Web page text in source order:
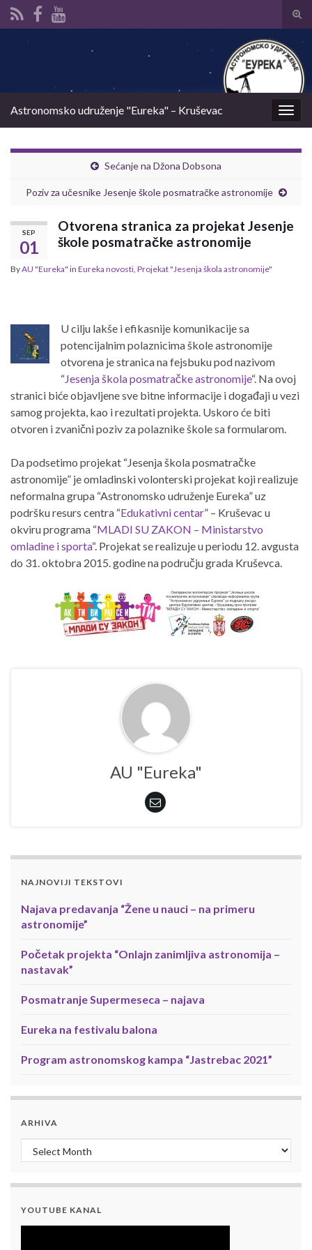
Astronomsko udruženje "Eureka" – Kruševac
Sećanje na Džona Dobsona
Poziv za učesnike Jesenje škole posmatračke astronomije
SEP
01
Otvorena stranica za projekat Jesenje
škole posmatračke astronomije
ByAU "Eureka" in Eureka novosti, Projekat "Jesenja škola astronomije"
U cilju lakše i efikasnije komunikacije sa
potencijalnim polaznicima škole astronomije
otvorena je stranica na fejsbuku pod nazivom
“Jesenja škola posmatračke astronomije“. Na ovoj
stranici biće objavljene sve bitne informacije i događaji u vezi
samog projekta, kao i rezultati projekta. Uskoro će biti
otvoren i zvanični poziv za polaznike škole sa formularom.
Da podsetimo projekat “Jesenja škola posmatračke
astronomije” je omladinski volonterski projekat koji realizuje
neformalna grupa “Astronomsko udruženje Eureka” uz
podršku resurs centra “Edukativni centar” – Kruševac u
okviru programa “MLADI SU ZAKON – Ministarstvo
omladine i sporta“. Projekat se realizuje u periodu 12. avgusta
do 31. oktobra 2015. godine na području grada Kruševca.
AU "Eureka"
NAJNOVIJI TEKSTOVI
Najava predavanja “Žene u nauci – na primeru
astronomije”
Početak projekta “Onlajn zanimljiva astronomija –
nastavak”
Posmatranje Supermeseca – najava
Eureka na festivalu balona
Program astronomskog kampa “Jastrebac 2021”
ARHIVA
Arhiva
YOUTUBE KANAL